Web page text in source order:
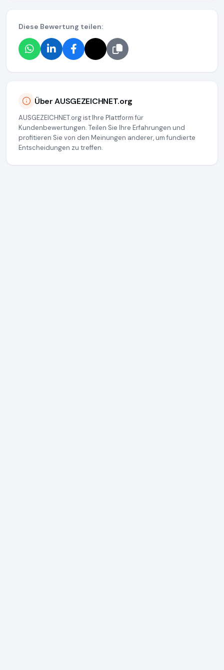
Diese Bewertung teilen:
Über AUSGEZEICHNET.org
AUSGEZEICHNET.org ist Ihre Plattform für
Kundenbewertungen. Teilen Sie Ihre Erfahrungen und
profitieren Sie von den Meinungen anderer, um fundierte
Entscheidungen zu treffen.